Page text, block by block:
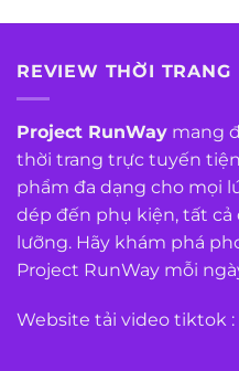
REVIEW THỜI TRANG
Project RunWay mang
thời trang trực tuyến
phẩm đa dạng cho mọi
dép đến phụ kiện, tất
lưỡng. Hãy khám phá
Project RunWay mỗi
Website tải video tiktok :